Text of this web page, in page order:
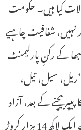
کیا ہیں۔ حکومت
شفافیت چاہیے
کے رکنِ پارلیمنٹ
سیل، تیل،
بیچنے کے بعد، آزاد
ہندوستان کی تاریخ میں پہلی بار مودی نے ایک لاکھ 14 ہزار کروڑ